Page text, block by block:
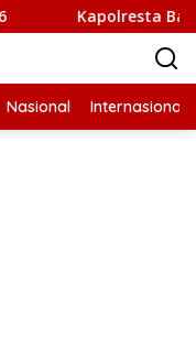
Kapolresta Banda Aceh
Nasional Internasional